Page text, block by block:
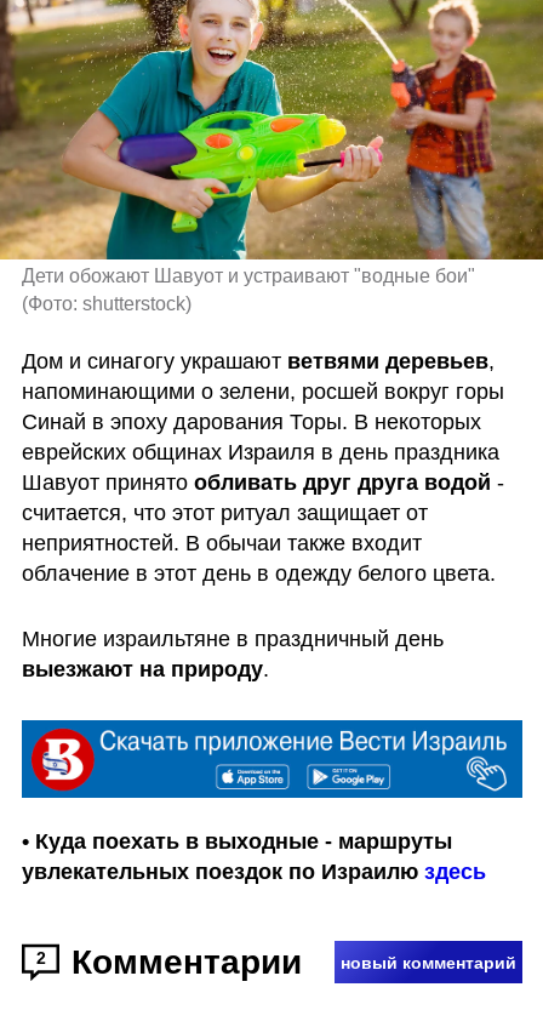
(Фото: shutterstock)
Дом и синагогу украшают ветвями деревьев,
напоминающими о зелени, росшей вокруг горы
Синай в эпоху дарования Торы. В некоторых
еврейских общинах Израиля в день праздника
Шавуот принято обливать друг друга водой -
считается, что этот ритуал защищает от
неприятностей. В обычаи также входит
облачение в этот день в одежду белого цвета.
Многие израильтяне в праздничный день
выезжают на природу.
• Куда поехать в выходные - маршруты
увлекательных поездок по Израилю здесь
2 Комментарии новый комментарий